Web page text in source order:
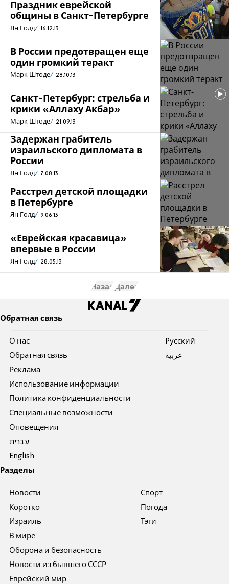
Праздник еврейской
общины в Санкт-Петербурге
Ян Голд 16.12.13
В России предотвращен еще
один громкий теракт
Марк Штоде 28.10.13
Санкт-Петербург: стрельба и
крики «Аллаху Акбар»
Марк Штоде 21.09.13
Задержан грабитель
израильского дипломата в
России
Ян Голд 7.08.13
Расстрел детской площадки
в Петербурге
Ян Голд 9.06.13
«Еврейская красавица»
впервые в России
Ян Голд 28.05.13
Назад Далее
Обратная связь
О нас
Обратная связь
Реклама
Использование информации
Политика конфиденциальности
Специальные возможности
Оповещения
עברית
English
Pусский
عربية
Разделы
Новости
Коротко
Израиль
В мире
Оборона и безопасность
Новости из бывшего СССР
Еврейский мир
Спорт
Погода
Тэги